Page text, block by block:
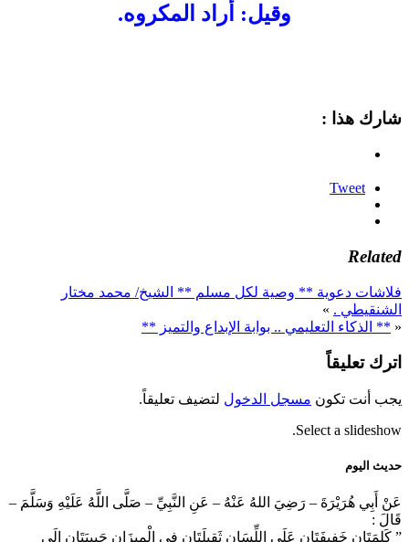
وقيل: أراد المكروه.
شارك هذا :
Tweet
Related
فلاشات دعوية ** وصية لكل مسلم ** الشيخ/ محمد مختار
الشنقيطي . »
« ** الذكاء التعليمي .. بوابة الإبداع والتميز **
اترك تعليقاً
يجب أنت تكون مسجل الدخول لتضيف تعليقاً.
Select a slideshow.
حديث اليوم
عَنْ أَبِي هُرَيْرَةَ – رَضِيَ اللهُ عَنْهُ – عَنِ النَّبِيِّ – صَلَّى اللَّهُ عَلَيْهِ وَسَلَّمَ –
قَالَ :
” كَلِمَتَانِ خَفِيفَتَانِ عَلَى اللِّسَانِ ثَقِيلَتَانِ فِي الْمِيزَانِ حَبِيبَتَانِ إِلَى